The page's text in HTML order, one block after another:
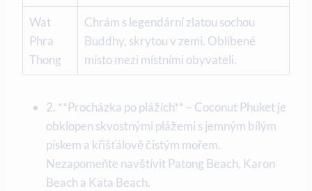
Wat
Phra
Thong
Chrám s legendární zlatou sochou
Buddhy, skrytou ‍v zemi. Oblíbené
místo mezi místními ‍obyvateli.
2.⁣ **Procházka po plážích** – Coconut Phuket ‌je
obklopen ​skvostnými plážemi s jemným bílým
pískem a křišťálově čistým mořem.
Nezapomeňte navštívit Patong Beach, Karon
Beach​ a Kata‍ Beach.